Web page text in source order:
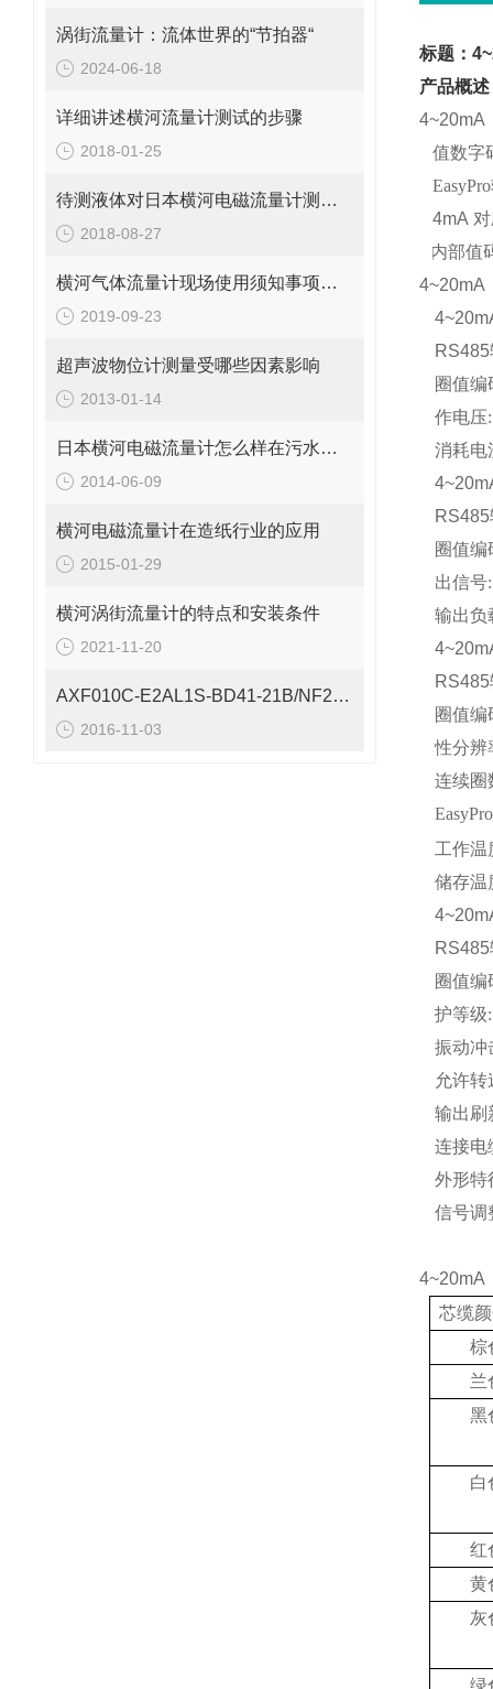
涡街流量计：流体世界的“节拍器“
2024-06-18
详细讲述横河流量计测试的步骤
2018-01-25
待测液体对日本横河电磁流量计测量精度的影响分析
2018-08-27
横河气体流量计现场使用须知事项可不少
2019-09-23
超声波物位计测量受哪些因素影响
2013-01-14
日本横河电磁流量计怎么样在污水处理中应用
2014-06-09
横河电磁流量计在造纸行业的应用
2015-01-29
横河涡街流量计的特点和安装条件
2021-11-20
AXF010C-E2AL1S-BD41-21B/NF2/CH
2016-11-03
标题：
产品概述
4~20mA
值数字
EasyPro
4mA
内部值
4~20mA
圈值编
作电压:
消耗电
圈值编
出信号:
输出负
圈值编
性分辨
连续圈
工作温
储存温
圈值编
护等级:
振动冲
允许转
输出刷
连接电
外形特
信号调
4~20mA
芯缆
棕
兰
黑
白
红
黄
灰
绿